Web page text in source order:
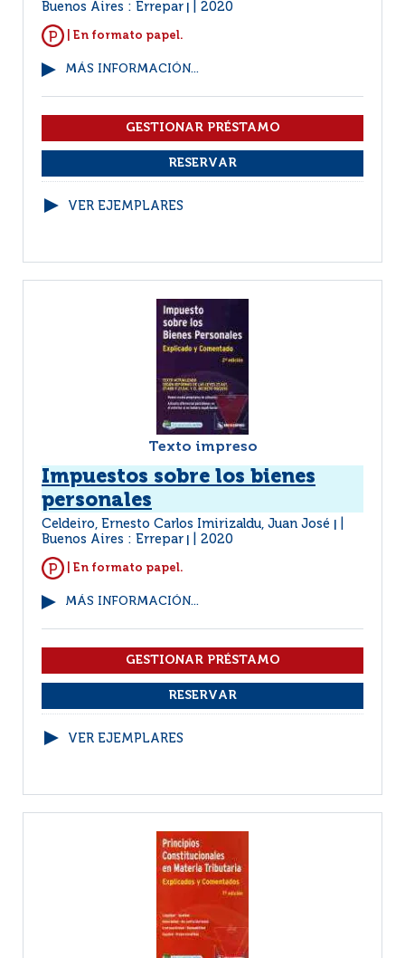
Buenos Aires : Errepar 2020
| En formato papel.
MÁS INFORMACIÓN...
VER EJEMPLARES
Texto impreso
Impuestos sobre los bienes
personales
Celdeiro, Ernesto Carlos Imirizaldu, Juan José
Buenos Aires : Errepar 2020
| En formato papel.
MÁS INFORMACIÓN...
VER EJEMPLARES